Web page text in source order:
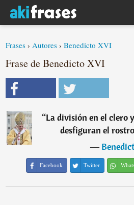
Frases ›Autores ›Benedicto XVI
Frase de Benedicto XVI
“La división en el clero
desfiguran el
―
Facebook Twitter